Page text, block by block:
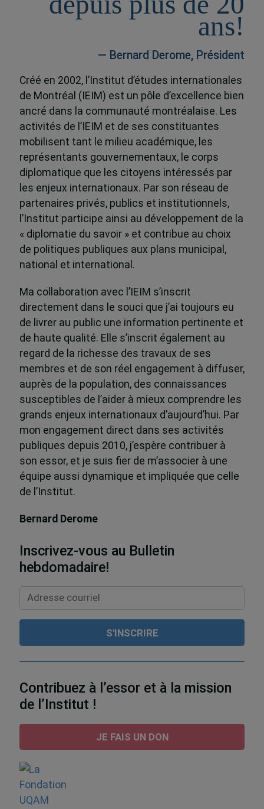
ans!
— Bernard Derome, Président
Créé en 2002, l’Institut d’études internationales
de Montréal (IEIM) est un pôle d’excellence bien
ancré dans la communauté montréalaise. Les
activités de l’IEIM et de ses constituantes
mobilisent tant le milieu académique, les
représentants gouvernementaux, le corps
diplomatique que les citoyens intéressés par
les enjeux internationaux. Par son réseau de
partenaires privés, publics et institutionnels,
l’Institut participe ainsi au développement de la
« diplomatie du savoir » et contribue au choix
de politiques publiques aux plans municipal,
national et international.
Ma collaboration avec l’IEIM s’inscrit
directement dans le souci que j’ai toujours eu
de livrer au public une information pertinente et
de haute qualité. Elle s’inscrit également au
regard de la richesse des travaux de ses
membres et de son réel engagement à diffuser,
auprès de la population, des connaissances
susceptibles de l’aider à mieux comprendre les
grands enjeux internationaux d’aujourd’hui. Par
mon engagement direct dans ses activités
publiques depuis 2010, j’espère contribuer à
son essor, et je suis fier de m’associer à une
équipe aussi dynamique et impliquée que celle
de l’Institut.
Bernard Derome
Inscrivez-vous au Bulletin
hebdomadaire!
Contribuez à l’essor et à la mission
de l’Institut !
JE FAIS UN DON